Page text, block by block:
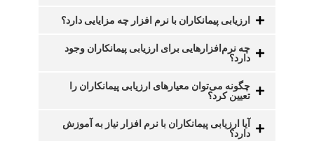
ارزیابی پیمانکاران با نرم افزار چه مزایایی دارد؟
چه نرم‌افزارهایی برای ارزیابی پیمانکاران وجود
دارد؟
چگونه می‌توان معیارهای ارزیابی پیمانکاران را
تعیین کرد؟
آیا ارزیابی پیمانکاران با نرم افزار نیاز به آموزش
دارد؟